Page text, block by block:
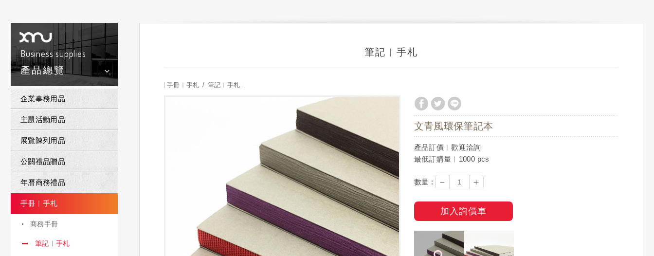
Business supplies
產品總覽
企業事務用品
主題活動用品
展覽陳列用品
公關禮品贈品
年曆商務禮品
手冊︱手札
商務手冊
筆記︱手札
筆記︱手札
手冊︱手札 筆記︱手札
文青風環保筆記本
產品訂價︱歡迎洽詢
最低訂購量︱1000 pcs
數量 : － ＋
加入詢價車